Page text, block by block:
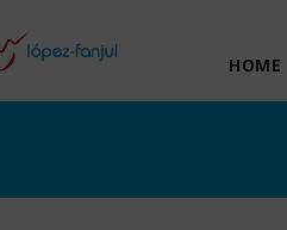
HOME